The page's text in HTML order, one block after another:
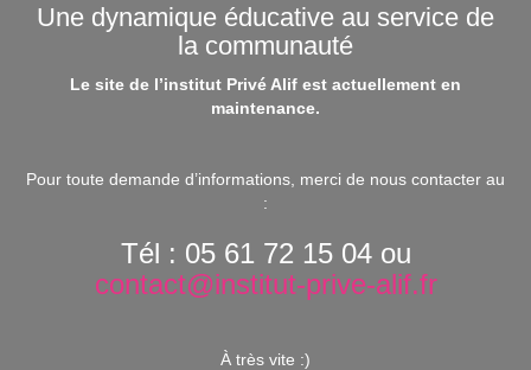
Une dynamique éducative au service de
la communauté
Le site de l’institut Privé Alif est actuellement en
maintenance.
Pour toute demande d’informations, merci de nous contacter au
:
Tél : 05 61 72 15 04 ou
contact@institut-prive-alif.fr
À très vite :)